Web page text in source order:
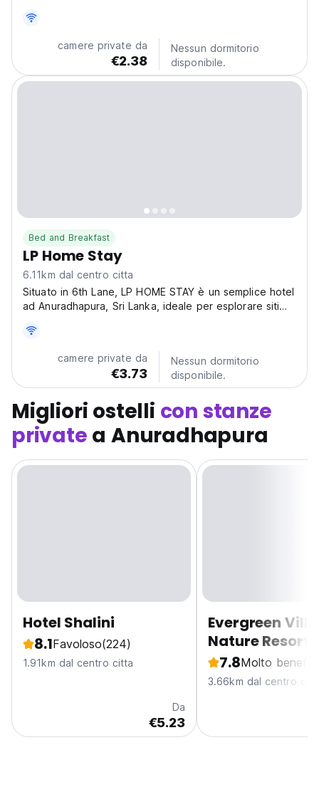
camere private da
€2.38
Nessun dormitorio
disponibile.
Bed and Breakfast
LP Home Stay
6.11km dal centro citta
Situato in 6th Lane, LP HOME STAY è un semplice hotel
ad Anuradhapura, Sri Lanka, ideale per esplorare siti
ricerca della cultura dello Sri Lanka. (Auto-translated
camere private da
€3.73
Nessun dormitorio
disponibile.
Migliori ostelli con stanze
private a Anuradhapura
Hotel Shalini
8.1Favoloso(224)
1.91km dal centro citta
Da
€5.23
Evergreen Villa
Nature Resort
7.8Molto bene
3.66km dal centro